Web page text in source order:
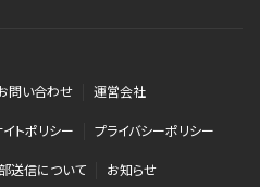
問い合わせ 運営会社
イトポリシー プライバシーポリシー
送信について お知らせ